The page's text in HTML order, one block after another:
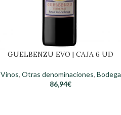
GUELBENZU EVO | CAJA 6 UD
Vinos, Otras denominaciones, Bodega
86,94€